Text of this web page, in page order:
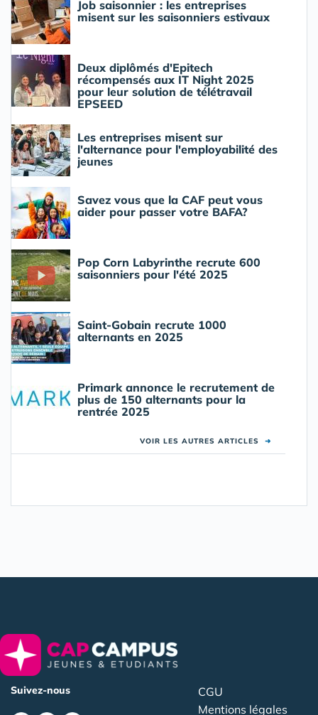
Job saisonnier : les entreprises
misent sur les saisonniers estivaux
Deux diplômés d'Epitech
récompensés aux IT Night 2025
pour leur solution de télétravail
EPSEED
Les entreprises misent sur
l'alternance pour l'employabilité des
jeunes
Savez vous que la CAF peut vous
aider pour passer votre BAFA?
Pop Corn Labyrinthe recrute 600
saisonniers pour l'été 2025
Saint-Gobain recrute 1000
alternants en 2025
Primark annonce le recrutement de
plus de 150 alternants pour la
rentrée 2025
VOIR LES AUTRES ARTICLES ➜
Suivez-nous
CGU
Mentions légales